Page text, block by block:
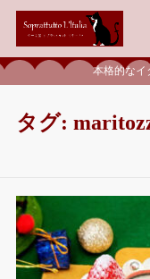
本格的なイ
タグ: